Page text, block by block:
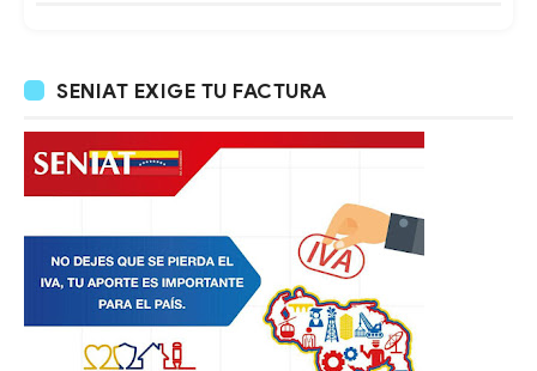
SENIAT EXIGE TU FACTURA